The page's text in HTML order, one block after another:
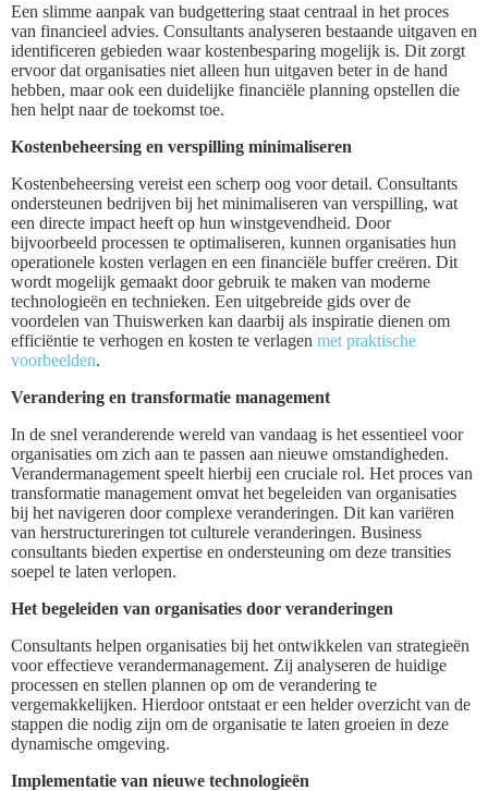
Een slimme aanpak van budgettering staat centraal in het proces
van financieel advies. Consultants analyseren bestaande uitgaven en
identificeren gebieden waar kostenbesparing mogelijk is. Dit zorgt
ervoor dat organisaties niet alleen hun uitgaven beter in de hand
hebben, maar ook een duidelijke financiële planning opstellen die
hen helpt naar de toekomst toe.
Kostenbeheersing en verspilling minimaliseren
Kostenbeheersing vereist een scherp oog voor detail. Consultants
ondersteunen bedrijven bij het minimaliseren van verspilling, wat
een directe impact heeft op hun winstgevendheid. Door
bijvoorbeeld processen te optimaliseren, kunnen organisaties hun
operationele kosten verlagen en een financiële buffer creëren. Dit
wordt mogelijk gemaakt door gebruik te maken van moderne
technologieën en technieken. Een uitgebreide gids over de
voordelen van Thuiswerken kan daarbij als inspiratie dienen om
efficiëntie te verhogen en kosten te verlagen met praktische
voorbeelden.
Verandering en transformatie management
In de snel veranderende wereld van vandaag is het essentieel voor
organisaties om zich aan te passen aan nieuwe omstandigheden.
Verandermanagement speelt hierbij een cruciale rol. Het proces van
transformatie management omvat het begeleiden van organisaties
bij het navigeren door complexe veranderingen. Dit kan variëren
van herstructureringen tot culturele veranderingen. Business
consultants bieden expertise en ondersteuning om deze transities
soepel te laten verlopen.
Het begeleiden van organisaties door veranderingen
Consultants helpen organisaties bij het ontwikkelen van strategieën
voor effectieve verandermanagement. Zij analyseren de huidige
processen en stellen plannen op om de verandering te
vergemakkelijken. Hierdoor ontstaat er een helder overzicht van de
stappen die nodig zijn om de organisatie te laten groeien in deze
dynamische omgeving.
Implementatie van nieuwe technologieën